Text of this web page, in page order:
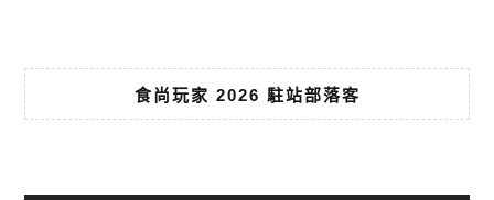
食尚玩家 2026 駐站部落客